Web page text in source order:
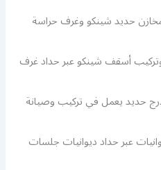
حديد شينكو وغرف حراسة
أسقف شينكو عبر حداد غرف
حديد يعمل في تركيب وصيانة
عبر حداد ديوانيات جلسات